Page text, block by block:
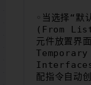
◦当选择“
(From
元件放置
Interfaces)
配指令自动